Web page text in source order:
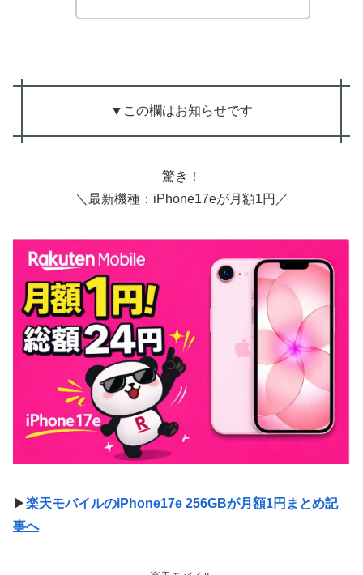
▼この欄はお知らせです
驚き！
＼最新機種：iPhone17eが月額1円／
▶楽天モバイルのiPhone17e 256GBが月額1円まとめ記
事へ